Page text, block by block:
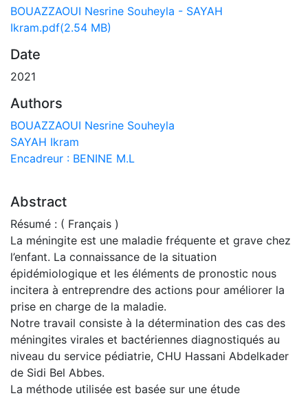
BOUAZZAOUI Nesrine Souheyla - SAYAH
Ikram.pdf(2.54 MB)
Date
2021
Authors
BOUAZZAOUI Nesrine Souheyla
SAYAH Ikram
Encadreur : BENINE M.L
Abstract
Résumé : ( Français )
La méningite est une maladie fréquente et grave chez
l’enfant. La connaissance de la situation
épidémiologique et les éléments de pronostic nous
incitera à entreprendre des actions pour améliorer la
prise en charge de la maladie.
Notre travail consiste à la détermination des cas des
méningites virales et bactériennes diagnostiqués au
niveau du service pédiatrie, CHU Hassani Abdelkader
de Sidi Bel Abbes.
La méthode utilisée est basée sur une étude